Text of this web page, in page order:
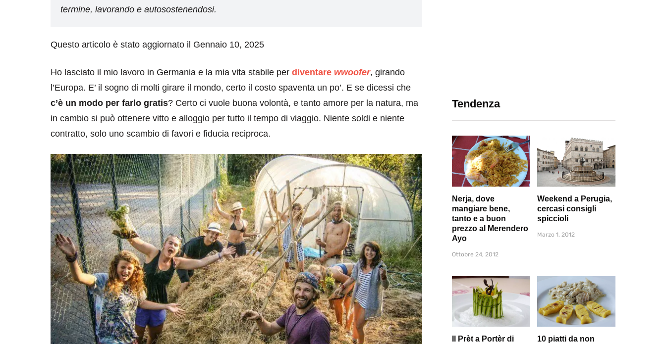
termine, lavorando e autosostenendosi.
Questo articolo è stato aggiornato il Gennaio 10, 2025
Ho lasciato il mio lavoro in Germania e la mia vita stabile per diventare wwoofer, girando
l’Europa. E’ il sogno di molti girare il mondo, certo il costo spaventa un po’. E se dicessi che
c’è un modo per farlo gratis? Certo ci vuole buona volontà, e tanto amore per la natura, ma
in cambio si può ottenere vitto e alloggio per tutto il tempo di viaggio. Niente soldi e niente
contratto, solo uno scambio di favori e fiducia reciproca.
Tendenza
Nerja, dove
mangiare bene,
tanto e a buon
prezzo al Merendero
Ayo
Ottobre 24, 2012
Weekend a Perugia,
cercasi consigli
spiccioli
Marzo 1, 2012
Il Prèt a Portèr di
10 piatti da non